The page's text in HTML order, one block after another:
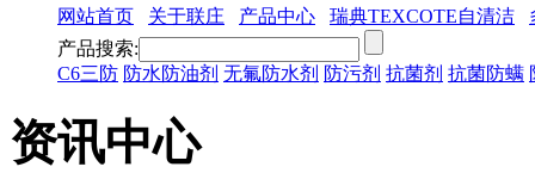
网站首页 关于联庄 产品中心 瑞典TEXCOTE自清洁
产品搜索:
C6三防 防水防油剂 无氟防水剂 防污剂 抗菌剂 抗菌防螨
资讯中心